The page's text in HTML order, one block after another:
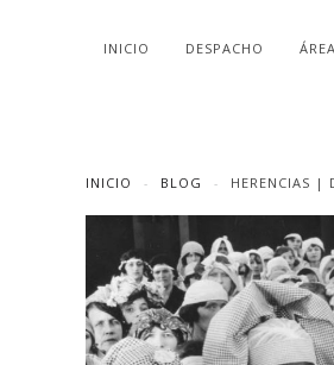
INICIO DESPACHO
INICIO BLOG HERENCIAS |